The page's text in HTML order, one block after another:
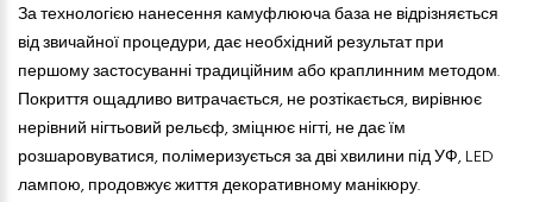
За технологією нанесення камуфлююча база не відрізняється
від звичайної процедури, дає необхідний результат при
першому застосуванні традиційним або краплинним методом.
Покриття ощадливо витрачається, не розтікається, вирівнює
нерівний нігтьовий рельєф, зміцнює нігті, не дає їм
розшаровуватися, полімеризується за дві хвилини під УФ, LED
лампою, продовжує життя декоративному манікюру.